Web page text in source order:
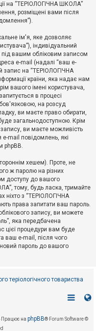
на “ТЕРІОЛОГІЧНА ШКОЛА”
розміщені вами після
ім'я, яке дозволяє
індивідуальний
під вашим обліковим записом
e-mail (надалі “ваш e-
запис на “ТЕРІОЛОГІЧНА
країни, яка надає нам
вашого імені користувача,
в процесі
на розсуд
ви маєте право обирати,
загальнодоступною. Крім
ви маєте можливість
mail повідомлень, які
phpBB.
хешем). Проте, не
ж паролю на різних
доступу до вашого
тому, будь ласка, тримайте
ніхто з “ТЕРІОЛОГІЧНА
права запитати ваш пароль.
запису, ви можете
яка передбачена
цієї процедури вам буде
ваш e-mail, після чого
пароль до вашого
теріологічного товариства
Працює на phpBB® Forum Software ©